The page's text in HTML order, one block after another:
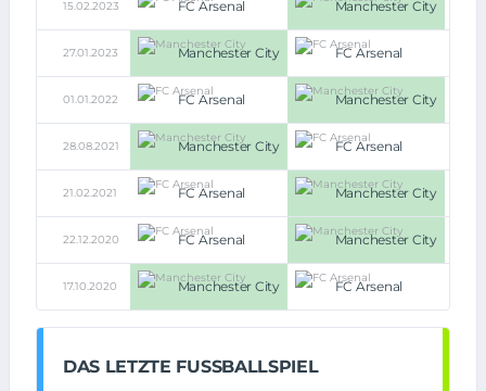
15.02.2023 FC Arsenal Manchester City
27.01.2023 Manchester City FC Arsenal
01.01.2022 FC Arsenal Manchester City
28.08.2021 Manchester City FC Arsenal
21.02.2021 FC Arsenal Manchester City
22.12.2020 FC Arsenal Manchester City
17.10.2020 Manchester City FC Arsenal
DAS LETZTE FUSSBALLSPIEL